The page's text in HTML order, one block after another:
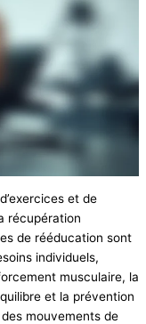
et de
récupération
de rééducation sont
individuels,
musculaire, la
et la prévention
mouvements de